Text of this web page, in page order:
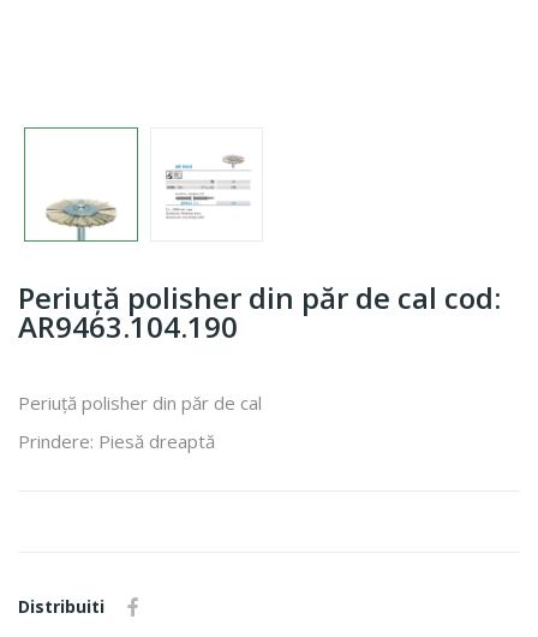
Periuță polisher din păr de cal cod:
AR9463.104.190
Periuță polisher din păr de cal
Prindere: Piesă dreaptă
Distribuiti